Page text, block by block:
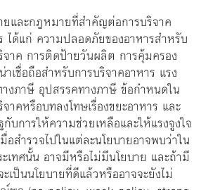
ยและกฎหมายที่สำคัญต่อการบริจาค
ได้แก่ ความปลอดภัยของอาหารสำหรับ
จาค การติดป้ายวันผลิต การคุ้มครอง
าเชื่อถือสำหรับการบริจาคอาหาร แรง
างภาษี อุปสรรคทางภาษี ข้อกำหนดใน
จาคหรือบทลงโทษเรื่องขยะอาหาร และ
บการให้ความช่วยเหลือและให้แรงจูงใจ
อสำรวจไปในแต่ละนโยบายอาจพบว่าใน
เทศนั้น อาจมีหรือไม่มีนโยบาย และถ้ามี
ะเป็นนโยบายที่ดีแล้วหรืออาจจะยังไม่